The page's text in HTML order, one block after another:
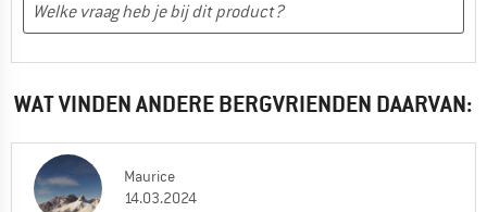
WAT VINDEN ANDERE BERGVRIENDEN DAARVAN:
Maurice
14.03.2024